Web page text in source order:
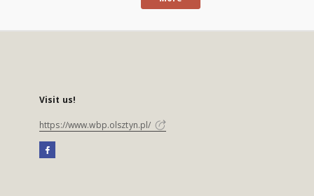
Visit us!
https://www.wbp.olsztyn.pl/